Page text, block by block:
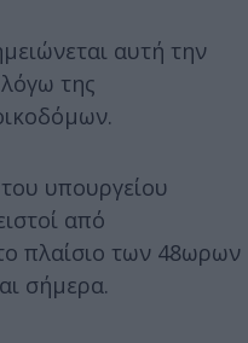
αυτή την
της
υπουργείου
από
πλαίσιο των 48ωρων
σήμερα.